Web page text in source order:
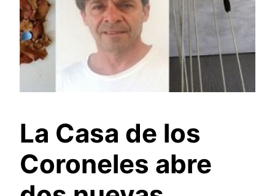
La Casa de los
Coroneles abre